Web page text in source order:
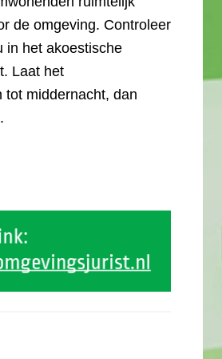
de omgeving. Controleer
in het akoestische
Laat het
tot middernacht, dan